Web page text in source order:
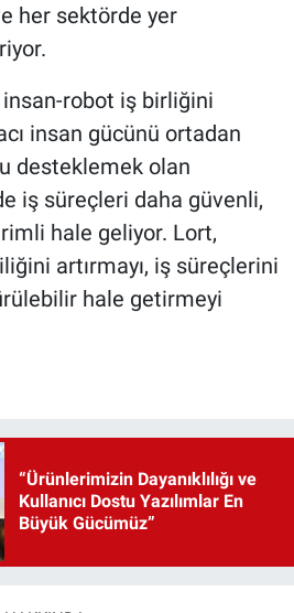
her sektörde yer
insan-robot iş birliğini
insan gücünü ortadan
desteklemek olan
iş süreçleri daha güvenli,
hale geliyor. Lort,
artırmayı, iş süreçlerini
hale getirmeyi
“Ürünlerimizin Dayanıklılığı ve
Kullanıcı Dostu Yazılımlar En
Büyük Gücümüz”